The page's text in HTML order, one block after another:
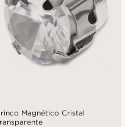
Magnético Cristal